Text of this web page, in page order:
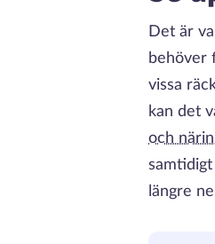
Det är
behöver
vissa
kan det
och
längre